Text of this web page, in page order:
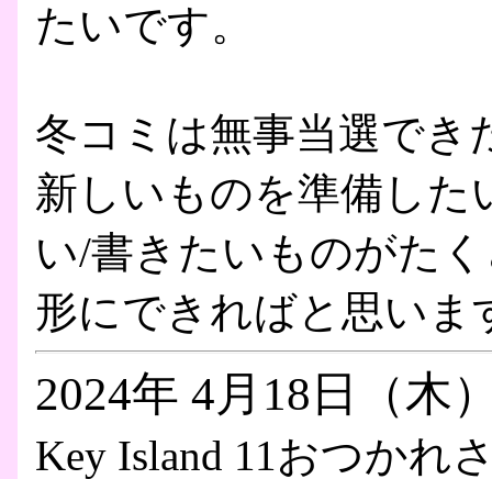
たいです。
冬コミは無事当選でき
新しいものを準備した
い/書きたいものがた
形にできればと思いま
2024年 4月18日（木
Key Island 11おつかれ